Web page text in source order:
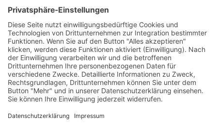
Passwort vergessen?
Angemeldet bleiben
Anmelden
Zum Inhalt springen
Vertrag widerrufen
Werkzeugleiste öffnen